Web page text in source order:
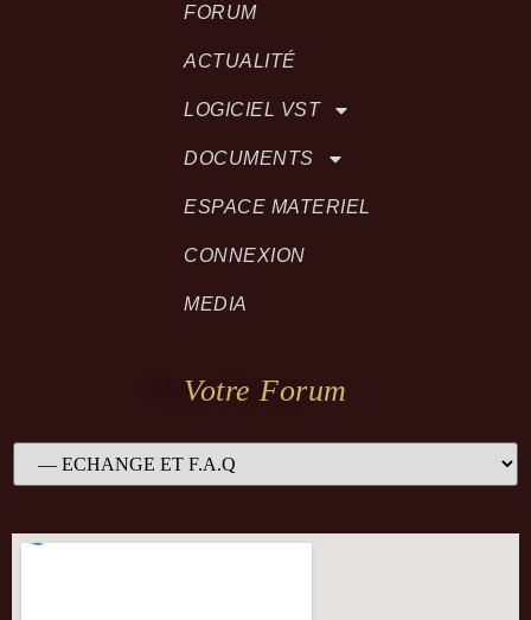
FORUM
ACTUALITÉ
LOGICIEL VST
DOCUMENTS
ESPACE MATERIEL
CONNEXION
MEDIA
Votre Forum